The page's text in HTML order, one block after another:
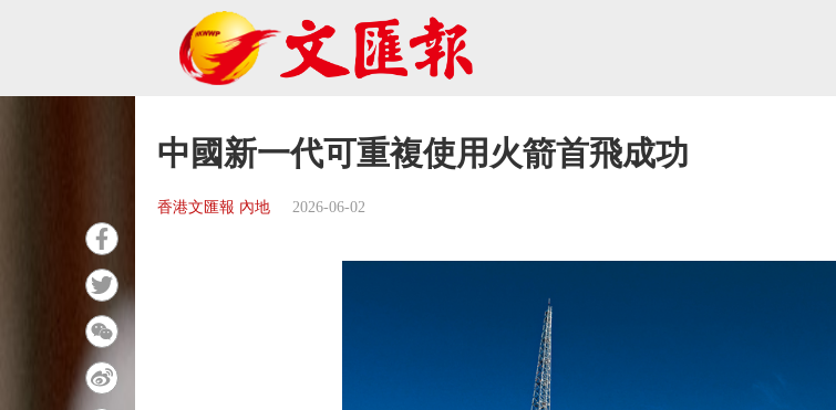
中國新一代可重複使用火箭首飛成功
香港文匯報 內地 2026-06-02